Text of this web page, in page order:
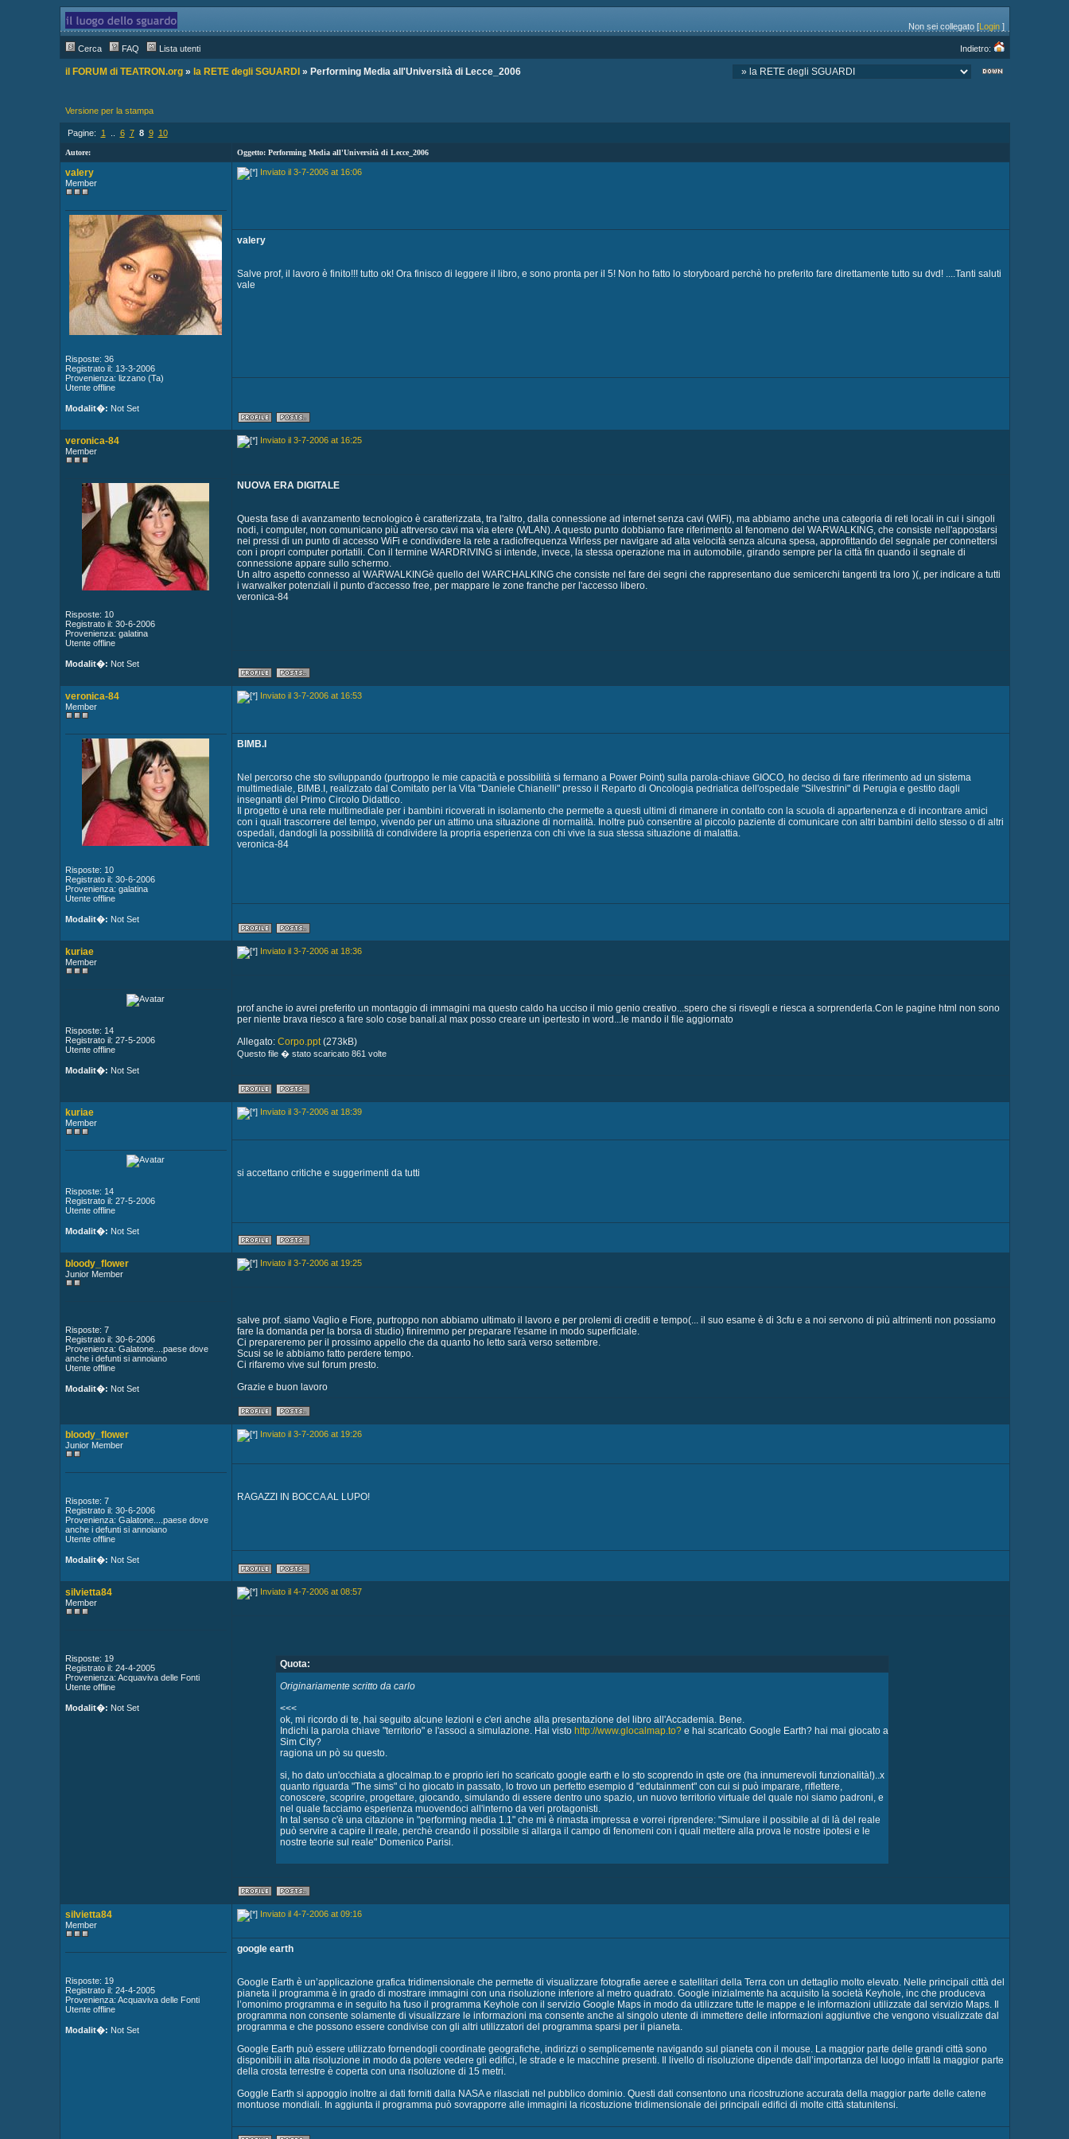
Non sei collegato [Login]
Cerca FAQ Lista utenti Indietro:
il FORUM di TEATRON.org» la RETE degli SGUARDI » Performing Media all'Università di Lecce_2006
Versione per la stampa
Pagine: 1 6 7 8 9 10
Autore: Oggetto: Performing Media all'Università di Lecce_2006
valery
Member
Risposte: 36
Registrato il: 13-3-2006
Provenienza: lizzano (Ta)
Utente offline
Modalit�: Not Set
Inviato il 3-7-2006 at 16:06
valery
Salve prof, il lavoro è finito!!! tutto ok! Ora finisco di leggere il libro, e sono pronta per il 5! Non ho fatto lo storyboard perchè ho preferito fare direttamente tutto su dvd! ....Tanti saluti
vale
veronica-84
Member
Risposte: 10
Registrato il: 30-6-2006
Provenienza: galatina
Utente offline
Modalit�: Not Set
Inviato il 3-7-2006 at 16:25
NUOVA ERA DIGITALE
Questa fase di avanzamento tecnologico è caratterizzata, tra l'altro, dalla connessione ad internet senza cavi (WiFi), ma abbiamo anche una categoria di reti locali in cui i singoli
nodi, i computer, non comunicano più attrverso cavi ma via etere (WLAN). A questo punto dobbiamo fare riferimento al fenomeno del WARWALKING, che consiste nell'appostarsi
nei pressi di un punto di accesso WiFi e condividere la rete a radiofrequenza Wirless per navigare ad alta velocità senza alcuna spesa, approfittando del segnale per connettersi
con i propri computer portatili. Con il termine WARDRIVING si intende, invece, la stessa operazione ma in automobile, girando sempre per la città fin quando il segnale di
connessione appare sullo schermo.
Un altro aspetto connesso al WARWALKINGè quello del WARCHALKING che consiste nel fare dei segni che rappresentano due semicerchi tangenti tra loro )(, per indicare a tutti
i warwalker potenziali il punto d'accesso free, per mappare le zone franche per l'accesso libero.
veronica-84
veronica-84
Member
Risposte: 10
Registrato il: 30-6-2006
Provenienza: galatina
Utente offline
Modalit�: Not Set
Inviato il 3-7-2006 at 16:53
BIMB.I
Nel percorso che sto sviluppando (purtroppo le mie capacità e possibilità si fermano a Power Point) sulla parola-chiave GIOCO, ho deciso di fare riferimento ad un sistema
multimediale, BIMB.I, realizzato dal Comitato per la Vita "Daniele Chianelli" presso il Reparto di Oncologia pedriatica dell'ospedale "Silvestrini" di Perugia e gestito dagli
insegnanti del Primo Circolo Didattico.
Il progetto è una rete multimediale per i bambini ricoverati in isolamento che permette a questi ultimi di rimanere in contatto con la scuola di appartenenza e di incontrare amici
con i quali trascorrere del tempo, vivendo per un attimo una situazione di normalità. Inoltre può consentire al piccolo paziente di comunicare con altri bambini dello stesso o di altri
ospedali, dandogli la possibilità di condividere la propria esperienza con chi vive la sua stessa situazione di malattia.
veronica-84
kuriae
Member
Risposte: 14
Registrato il: 27-5-2006
Utente offline
Modalit�: Not Set
Inviato il 3-7-2006 at 18:36
prof anche io avrei preferito un montaggio di immagini ma questo caldo ha ucciso il mio genio creativo...spero che si risvegli e riesca a sorprenderla.Con le pagine html non sono
per niente brava riesco a fare solo cose banali.al max posso creare un ipertesto in word...le mando il file aggiornato
Allegato: Corpo.ppt(273kB)
Questo file � stato scaricato 861 volte
kuriae
Member
Risposte: 14
Registrato il: 27-5-2006
Utente offline
Modalit�: Not Set
Inviato il 3-7-2006 at 18:39
si accettano critiche e suggerimenti da tutti
bloody_flower
Junior Member
Risposte: 7
Registrato il: 30-6-2006
Provenienza: Galatone....paese dove
anche i defunti si annoiano
Utente offline
Modalit�: Not Set
Inviato il 3-7-2006 at 19:25
salve prof. siamo Vaglio e Fiore, purtroppo non abbiamo ultimato il lavoro e per prolemi di crediti e tempo(... il suo esame è di 3cfu e a noi servono di più altrimenti non possiamo
fare la domanda per la borsa di studio) finiremmo per preparare l'esame in modo superficiale.
Ci prepareremo per il prossimo appello che da quanto ho letto sarà verso settembre.
Scusi se le abbiamo fatto perdere tempo.
Ci rifaremo vive sul forum presto.
Grazie e buon lavoro
bloody_flower
Junior Member
Risposte: 7
Registrato il: 30-6-2006
Provenienza: Galatone....paese dove
anche i defunti si annoiano
Utente offline
Modalit�: Not Set
Inviato il 3-7-2006 at 19:26
RAGAZZI IN BOCCA AL LUPO!
silvietta84
Member
Risposte: 19
Registrato il: 24-4-2005
Provenienza: Acquaviva delle Fonti
Utente offline
Modalit�: Not Set
Inviato il 4-7-2006 at 08:57
Quota:
Originariamente scritto da carlo
<<<
ok, mi ricordo di te, hai seguito alcune lezioni e c'eri anche alla presentazione del libro all'Accademia. Bene.
Indichi la parola chiave "territorio" e l'associ a simulazione. Hai visto http://www.glocalmap.to?e hai scaricato Google Earth? hai mai giocato a
Sim City?
ragiona un pò su questo.
si, ho dato un'occhiata a glocalmap.to e proprio ieri ho scaricato google earth e lo sto scoprendo in qste ore (ha innumerevoli funzionalità!)..x
quanto riguarda "The sims" ci ho giocato in passato, lo trovo un perfetto esempio d "edutainment" con cui si può imparare, riflettere,
conoscere, scoprire, progettare, giocando, simulando di essere dentro uno spazio, un nuovo territorio virtuale del quale noi siamo padroni, e
nel quale facciamo esperienza muovendoci all'interno da veri protagonisti.
In tal senso c'è una citazione in "performing media 1.1" che mi è rimasta impressa e vorrei riprendere: "Simulare il possibile al di là del reale
può servire a capire il reale, perchè creando il possibile si allarga il campo di fenomeni con i quali mettere alla prova le nostre ipotesi e le
nostre teorie sul reale" Domenico Parisi.
silvietta84
Member
Risposte: 19
Registrato il: 24-4-2005
Provenienza: Acquaviva delle Fonti
Utente offline
Modalit�: Not Set
Inviato il 4-7-2006 at 09:16
google earth
Google Earth è un’applicazione grafica tridimensionale che permette di visualizzare fotografie aeree e satellitari della Terra con un dettaglio molto elevato. Nelle principali città del
pianeta il programma è in grado di mostrare immagini con una risoluzione inferiore al metro quadrato. Google inizialmente ha acquisito la società Keyhole, inc che produceva
l’omonimo programma e in seguito ha fuso il programma Keyhole con il servizio Google Maps in modo da utilizzare tutte le mappe e le informazioni utilizzate dal servizio Maps. Il
programma non consente solamente di visualizzare le informazioni ma consente anche al singolo utente di immettere delle informazioni aggiuntive che vengono visualizzate dal
programma e che possono essere condivise con gli altri utilizzatori del programma sparsi per il pianeta.
Google Earth può essere utilizzato fornendogli coordinate geografiche, indirizzi o semplicemente navigando sul pianeta con il mouse. La maggior parte delle grandi città sono
disponibili in alta risoluzione in modo da potere vedere gli edifici, le strade e le macchine presenti. Il livello di risoluzione dipende dall’importanza del luogo infatti la maggior parte
della crosta terrestre è coperta con una risoluzione di 15 metri.
Goggle Earth si appoggio inoltre ai dati forniti dalla NASA e rilasciati nel pubblico dominio. Questi dati consentono una ricostruzione accurata della maggior parte delle catene
montuose mondiali. In aggiunta il programma può sovrapporre alle immagini la ricostuzione tridimensionale dei principali edifici di molte città statunitensi.